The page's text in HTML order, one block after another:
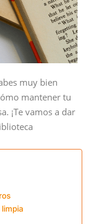
muy bien
mantener tu
¡Te vamos a dar